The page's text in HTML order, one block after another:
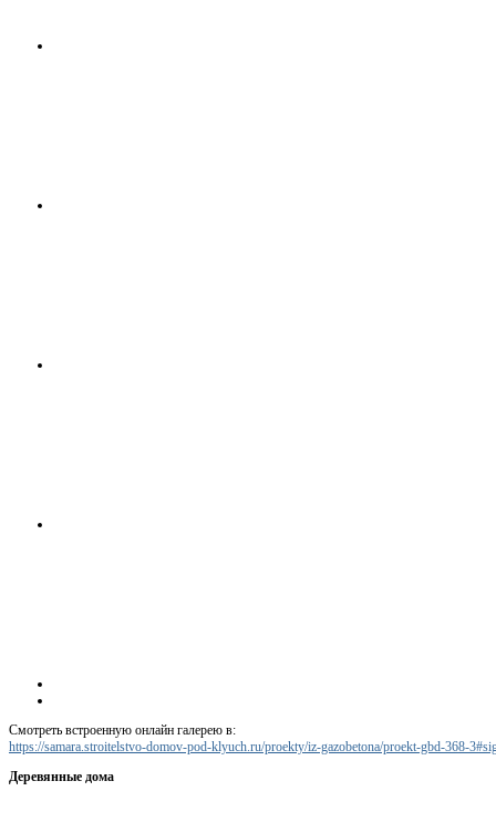
Смотреть встроенную онлайн галерею в:
https://samara.stroitelstvo-domov-pod-klyuch.ru/proekty/iz-gazobetona/proekt-gbd-368-
Деревянные дома